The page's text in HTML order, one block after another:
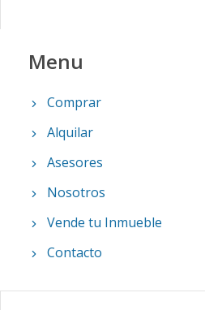
Menu
Comprar
Alquilar
Asesores
Nosotros
Vende tu Inmueble
Contacto